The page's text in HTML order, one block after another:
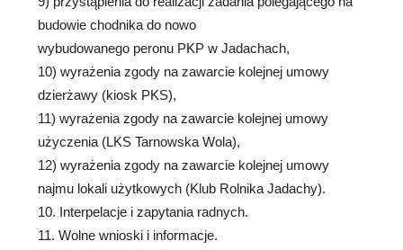
budowie chodnika do nowo
wybudowanego peronu PKP w Jadachach,
10) wyrażenia zgody na zawarcie kolejnej umowy
dzierżawy (kiosk PKS),
11) wyrażenia zgody na zawarcie kolejnej umowy
użyczenia (LKS Tarnowska Wola),
12) wyrażenia zgody na zawarcie kolejnej umowy
najmu lokali użytkowych (Klub Rolnika Jadachy).
10. Interpelacje i zapytania radnych.
11. Wolne wnioski i informacje.